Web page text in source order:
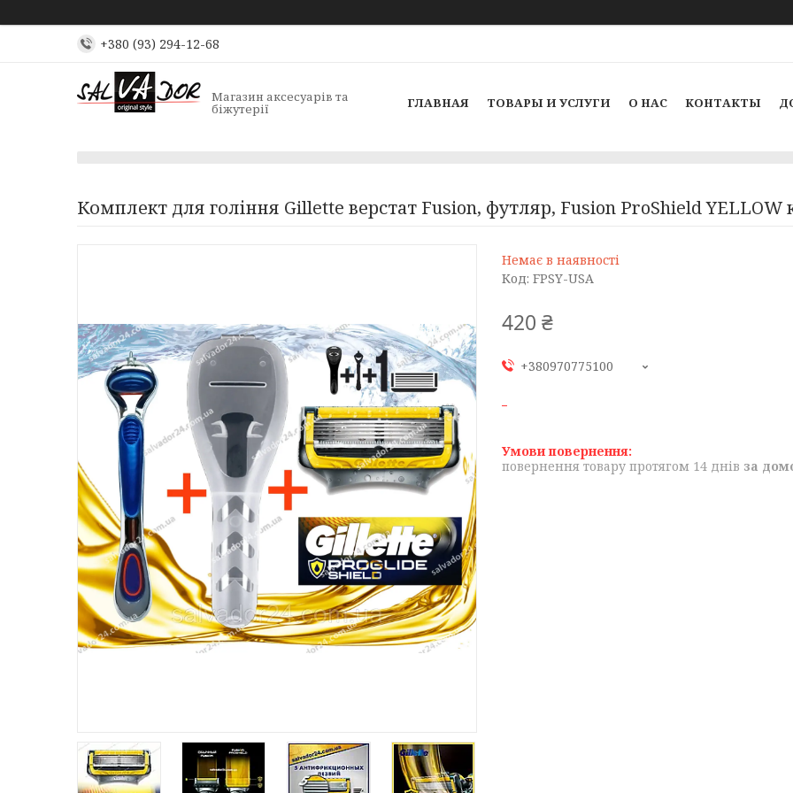
+380 (93) 294-12-68
Магазин аксесуарів та
біжутерії ГЛАВНАЯ ТОВАРЫ И УСЛУГИ О НАС КОНТАКТЫ
Комплект для гоління Gillette верстат Fusion, футляр, Fusion ProShield
Немає в наявності
Код: FPSY-USA
420 ₴
+380970775100
повернення товару протягом 14 днів за